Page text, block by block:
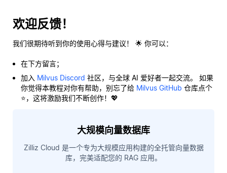
欢迎反馈！
我们很期待听到你的使用心得与建议！ 🌟 你可以：
在下方留言；
加入 Milvus Discord 社区，与全球 AI 爱好者一起交流。 如果
你觉得本教程对你有帮助，别忘了给 Milvus GitHub 仓库点个
⭐，这将激励我们不断创作！💖
大规模向量数据库
Zilliz Cloud 是一个专为大规模应用构建的全托管向量数据
库，完美适配您的 RAG 应用。